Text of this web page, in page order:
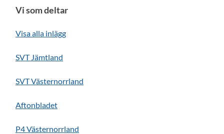
Vi som deltar
Visa alla inlägg
SVT Jämtland
SVT Västernorrland
Aftonbladet
P4 Västernorrland